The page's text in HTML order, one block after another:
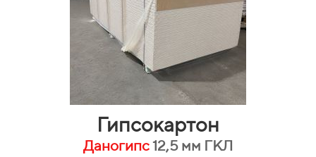
Гипсокартон
Даногипс12,5 мм ГКЛ